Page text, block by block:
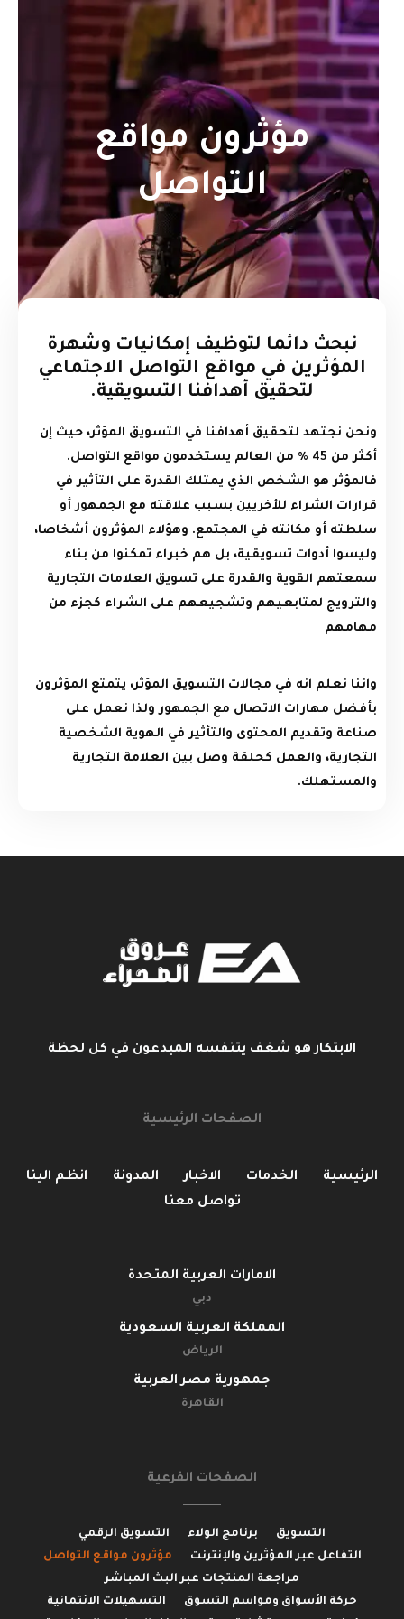
الرئيسية
استثمار
التكنولوجيا
الاخبار
انضم الينا تواصل معنا
EN
الاخبار المدونة
انضم الينا تواصل معنا
مؤثرون مواقع
التواصل
نبحث دائما لتوظيف إمكانيات وشهرة
المؤثرين في مواقع التواصل الاجتماعي
لتحقيق أهدافنا التسويقية.
ونحن نجتهد لتحقيق أهدافنا في التسويق المؤثر، حيث إن
أكثر من 45 % من العالم يستخدمون مواقع التواصل.
فالمؤثر هو الشخص الذي يمتلك القدرة على التأثير في
قرارات الشراء للأخريين بسبب علاقته مع الجمهور أو
سلطته أو مكانته في المجتمع. وهؤلاء المؤثرون أشخاصا،
وليسوا أدوات تسويقية، بل هم خبراء تمكنوا من بناء
سمعتهم القوية والقدرة على تسويق العلامات التجارية
والترويج لمتابعيهم وتشجيعهم على الشراء كجزء من
مهامهم
واننا نعلم انه في مجالات التسويق المؤثر، يتمتع المؤثرون
بأفضل مهارات الاتصال مع الجمهور ولذا نعمل على
صناعة وتقديم المحتوى والتأثير في الهوية الشخصية
التجارية، والعمل كحلقة وصل بين العلامة التجارية
والمستهلك.
الابتكار هو شغف يتنفسه المبدعون في كل لحظة
الصفحات الرئيسية
الرئيسية الخدمات الاخبار المدونة
انظم الينا
تواصل معنا
الامارات العربية المتحدة
دبي
المملكة العربية السعودية
الرياض
جمهورية مصر العربية
القاهرة
الصفحات الفرعية
التسويق برنامج الولاء
التسويق الرقمي
التفاعل عبر المؤثرين والإنترنت
مؤثرون مواقع التواصل
مراجعة المنتجات عبر البث المباشر
حركة الأسواق ومواسم التسوق
التسهيلات الائتمانية